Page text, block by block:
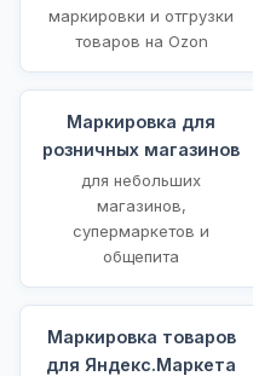
маркировки и отгрузки
товаров на Ozon
Маркировка для
розничных магазинов
для небольших
магазинов,
супермаркетов и
общепита
Маркировка товаров
для Яндекс.Маркета